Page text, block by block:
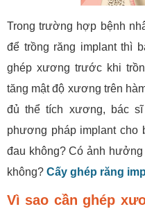
Trong trường hợp bệnh
để trồng răng implant thì
ghép xương trước khi
tăng mật độ xương trên
đủ thể tích xương, bác
phương pháp implant cho
đau không? Có ảnh
không? Cấy ghép răng
Vì sao cần ghép